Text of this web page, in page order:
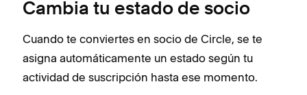
Cambia tu estado de socio
Cuando te conviertes en socio de Circle, se te
asigna automáticamente un estado según tu
actividad de suscripción hasta ese momento.